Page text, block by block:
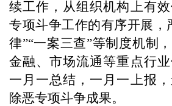
续工作，从组织机构上有效
专项斗争工作的有序开展 ，
律”“一案三查”等制度机制
金融、市场流通等重点行业
一月一总结，一月一上报
除恶专项斗争成果。